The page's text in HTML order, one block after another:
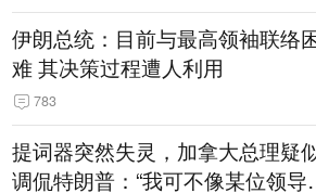
伊朗总统：目前与最高领袖联络
难 其决策过程遭人利用
783
提词器突然失灵，加拿大总理疑
调侃特朗普：“我可不像某位领导